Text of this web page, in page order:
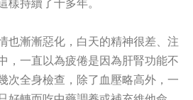
樣持續了十多年。
也漸漸惡化，白天的精神很差、注
，一直以為疲倦是因為肝腎功能不
次全身檢查，除了血壓略高外，一